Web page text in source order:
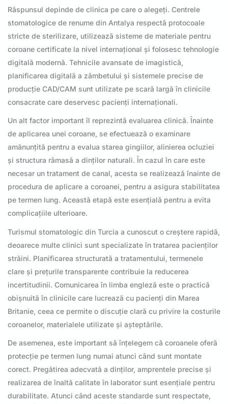
Răspunsul depinde de clinica pe care o alegeți. Centrele
stomatologice de renume din Antalya respectă protocoale
stricte de sterilizare, utilizează sisteme de materiale pentru
coroane certificate la nivel internațional și folosesc tehnologie
digitală modernă. Tehnicile avansate de imagistică,
planificarea digitală a zâmbetului și sistemele precise de
producție CAD/CAM sunt utilizate pe scară largă în clinicile
consacrate care deservesc pacienți internaționali.
Un alt factor important îl reprezintă evaluarea clinică. Înainte
de aplicarea unei coroane, se efectuează o examinare
amănunțită pentru a evalua starea gingiilor, alinierea ocluziei
și structura rămasă a dinților naturali. În cazul în care este
necesar un tratament de canal, acesta se realizează înainte de
procedura de aplicare a coroanei, pentru a asigura stabilitatea
pe termen lung. Această etapă este esențială pentru a evita
complicațiile ulterioare.
Turismul stomatologic din Turcia a cunoscut o creștere rapidă,
deoarece multe clinici sunt specializate în tratarea pacienților
străini. Planificarea structurată a tratamentului, termenele
clare și prețurile transparente contribuie la reducerea
incertitudinii. Comunicarea în limba engleză este o practică
obișnuită în clinicile care lucrează cu pacienți din Marea
Britanie, ceea ce permite o discuție clară cu privire la costurile
coroanelor, materialele utilizate și așteptările.
De asemenea, este important să înțelegem că coroanele oferă
protecție pe termen lung numai atunci când sunt montate
corect. Pregătirea adecvată a dinților, amprentele precise și
realizarea de înaltă calitate în laborator sunt esențiale pentru
durabilitate. Atunci când aceste standarde sunt respectate,